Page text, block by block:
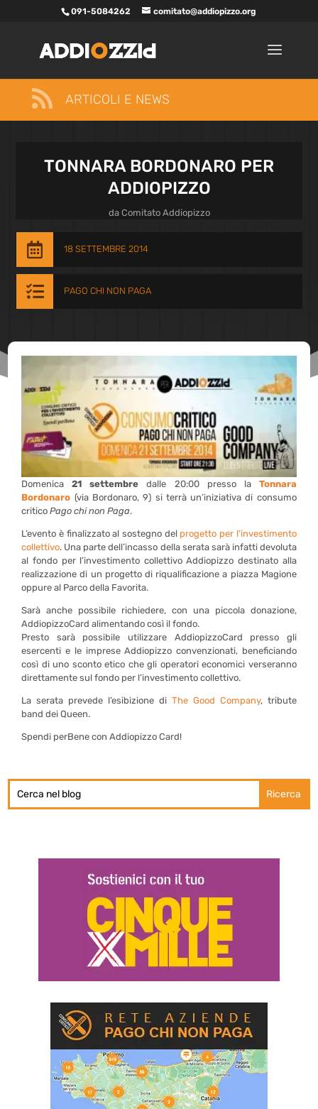
091-5084262 comitato@addiopizzo.org
 ARTICOLI E NEWS
TONNARA BORDONARO PER
ADDIOPIZZO
da Comitato Addiopizzo
 18 SETTEMBRE 2014
 PAGO CHI NON PAGA
Domenica21 settembre dalle 20:00 presso la Tonnara
Bordonaro (via Bordonaro, 9) si terrà un’iniziativa di consumo
criticoPago chi non Paga.
L’evento è finalizzato al sostegno del progetto per l’investimento
collettivo. Una parte dell’incasso della serata sarà infatti devoluta
al fondo per l’investimento collettivo Addiopizzo destinato alla
realizzazione di un progetto di riqualificazionea piazza Magione
oppure al Parco della Favorita.
Sarà anche possibile richiedere, con una piccola donazione,
AddiopizzoCard alimentando così il fondo.
Presto sarà possibile utilizzare AddiopizzoCard presso gli
esercenti e le imprese Addiopizzo convenzionati, beneficiando
così di uno sconto etico che gli operatori economici verseranno
direttamente sul fondo per l’investimento collettivo.
La serata prevede l’esibizione di The Good Company, tribute
band dei Queen.
Spendi perBene con Addiopizzo Card!